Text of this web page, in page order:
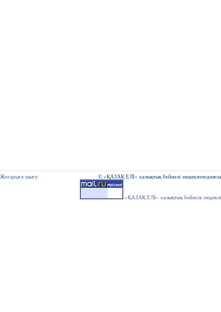
Жоғарыға шығу © «ҚАЗАҚ ЕЛІ» халықтық бейнелі
«ҚАЗАҚ ЕЛІ» халықтық бейнелі